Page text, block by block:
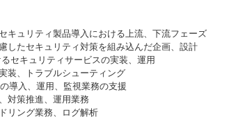
キュリティ製品導入における上流、下流フェーズ
したセキュリティ対策を組み込んだ企画、設計
セキュリティサービスの実装、運用
装、トラブルシューティング
導入、運用、監視業務の支援
対策推進、運用業務
リング業務、ログ解析